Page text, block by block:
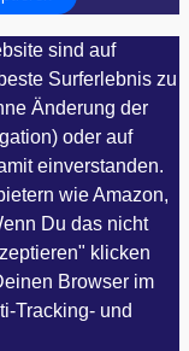
sind auf
Surferlebnis zu
Änderung der
oder auf
einverstanden.
wie Amazon,
Du das nicht
klicken
Browser im
Tracking- und